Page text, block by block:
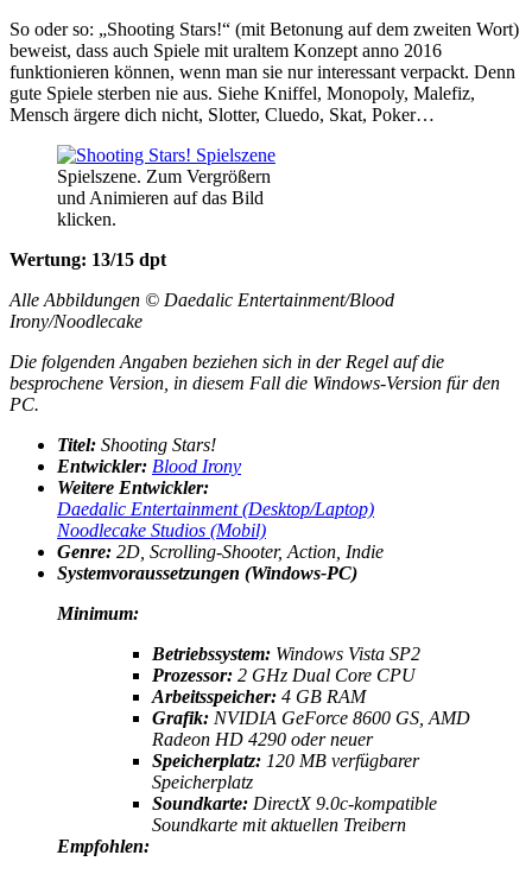
So oder so: „Shooting Stars!“ (mit Betonung auf dem zweiten Wort)
beweist, dass auch Spiele mit uraltem Konzept anno 2016
funktionieren können, wenn man sie nur interessant verpackt. Denn
gute Spiele sterben nie aus. Siehe Kniffel, Monopoly, Malefiz,
Mensch ärgere dich nicht, Slotter, Cluedo, Skat, Poker…
Spielszene. Zum Vergrößern
und Animieren auf das Bild
klicken.
Wertung: 13/15 dpt
Alle Abbildungen © Daedalic Entertainment/Blood
Irony/Noodlecake
Die folgenden Angaben beziehen sich in der Regel auf die
besprochene Version, in diesem Fall die Windows-Version für den
PC.
Titel: Shooting Stars!
Entwickler: Blood Irony
Weitere Entwickler:
Daedalic Entertainment (Desktop/Laptop)
Noodlecake Studios (Mobil)
Genre: 2D , Scrolling-Shooter, Action, Indie
Systemvoraussetzungen (Windows-PC)
Minimum:
Betriebssystem: Windows Vista SP2
Prozessor: 2 GHz Dual Core CPU
Arbeitsspeicher: 4 GB RAM
Grafik: NVIDIA GeForce 8600 GS, AMD
Radeon HD 4290 oder neuer
Speicherplatz: 120 MB verfügbarer
Speicherplatz
Soundkarte: DirectX 9.0c-kompatible
Soundkarte mit aktuellen Treibern
Empfohlen: